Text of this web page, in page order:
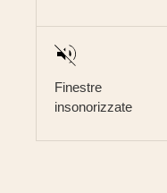
Finestre
insonorizzate